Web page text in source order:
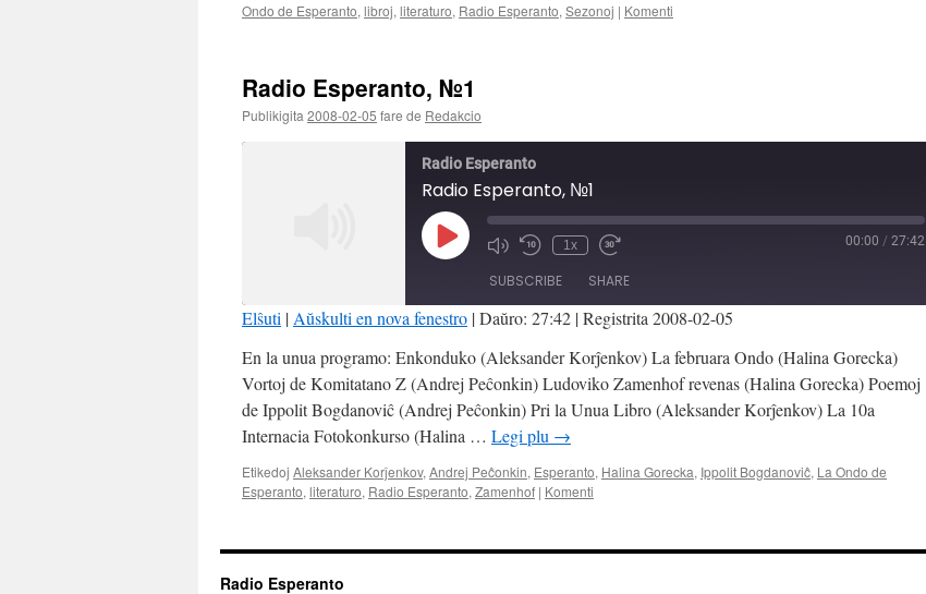
Ondo de Esperanto, libroj, literaturo, Radio Esperanto, Sezonoj | Komenti
Radio Esperanto, №1
Publikigita 2008-02-05 fare de Redakcio
Radio Esperanto
Radio Esperanto, №1
Play
Episode Mute/Unmute
Rewind
Seconds
1x
Fast
30
seconds
00:00 / 27:42
SUBSCRIBE SHARE
RSS FEED
LINK
EMBED
Elŝuti | Aŭskulti en nova fenestro |Daŭro: 27:42 |Registrita 2008-02-05
En la unua programo: Enkonduko (Aleksander Korĵenkov) La februara Ondo (Halina Gorecka)
Vortoj de Komitatano Z (Andrej Peĉonkin) Ludoviko Zamenhof revenas (Halina Gorecka) Poemoj
de Ippolit Bogdanoviĉ (Andrej Peĉonkin) Pri la Unua Libro (Aleksander Korĵenkov) La 10a
Internacia Fotokonkurso (Halina … Legi plu →
Etikedoj Aleksander Korĵenkov, Andrej Peĉonkin, Esperanto, Halina Gorecka, Ippolit Bogdanoviĉ, La Ondo de
Esperanto, literaturo, Radio Esperanto, Zamenhof | Komenti
Radio Esperanto